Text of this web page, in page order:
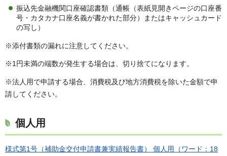
振込先金融機関口座確認書類（通帳（表紙見開きページの口座番
号・カタカナ口座名義が書かれた部分）またはキャッシュカード
の写し）
※添付書類の漏れに注意してください。
※1円未満の端数が発生する場合は、切り捨てになります。
※法人用で申請する場合、消費税及び地方消費税を除いた金額で申
請してください。
個人用
様式第1号（補助金交付申請書兼実績報告書） 個人用（ワード：18